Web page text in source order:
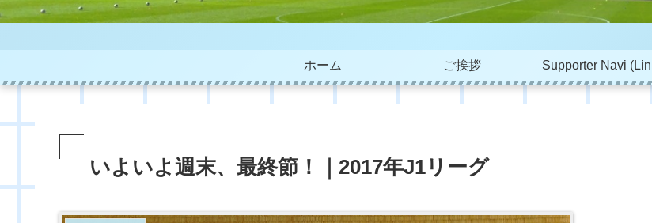
ホーム ご挨拶 Supporter Navi
いよいよ週末、最終節！｜2017年J1リーグ